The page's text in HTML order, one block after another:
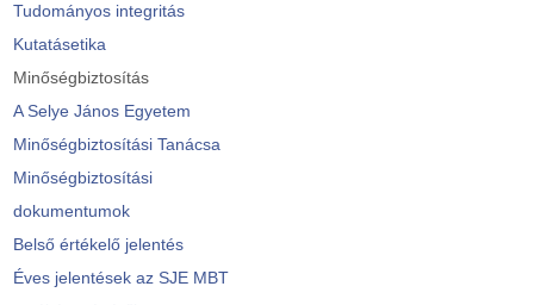
Tudományos integritás
Kutatásetika
Minőségbiztosítás
A Selye János Egyetem
Minőségbiztosítási Tanácsa
Minőségbiztosítási
dokumentumok
Belső értékelő jelentés
Éves jelentések az SJE MBT